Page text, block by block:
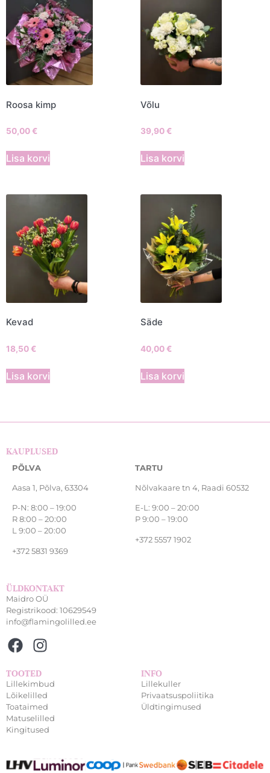
Roosa kimp
50,00€
Lisa korvi
Võlu
39,90€
Lisa korvi
Kevad
18,50€
Lisa korvi
Säde
40,00€
Lisa korvi
KAUPLUSED
PÕLVA
Aasa 1, Põlva, 63304
P-N: 8:00 – 19:00
R 8:00 – 20:00
L 9:00 – 20:00
+372 5831 9369
TARTU
Nõlvakaare tn 4, Raadi 60532
E-L: 9:00 – 20:00
P 9:00 – 19:00
+372 5557 1902
ÜLDKONTAKT
Maidro OÜ
Registrikood: 10629549
info@flamingolilled.ee
TOOTED
Lillekimbud
Lõikelilled
Toataimed
Matuselilled
Kingitused
INFO
Lillekuller
Privaatsuspoliitika
Üldtingimused